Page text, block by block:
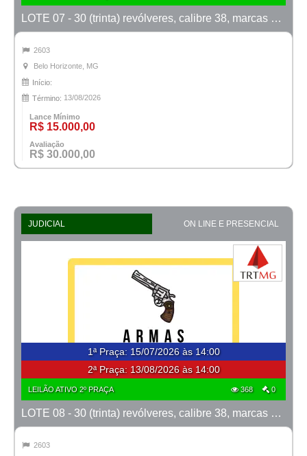
LOTE 07 - 30 (trinta) revólveres, calibre 38, marcas Taurus e Rossi
2603
Belo Horizonte, MG
Início:
Término: 13/08/2026
Lance Mínimo
R$ 15.000,00
Avaliação
R$ 30.000,00
JUDICIAL ON LINE E PRESENCIAL
1ª Praça: 15/07/2026 às 14:00
2ª Praça: 13/08/2026 às 14:00
LEILÃO ATIVO 2º PRAÇA 368 0
LOTE 08 - 30 (trinta) revólveres, calibre 38, marcas Taurus e Rossi
2603